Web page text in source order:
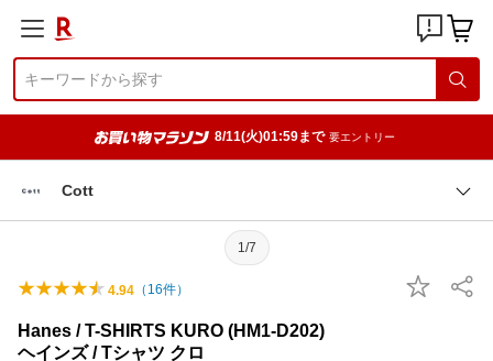
8/11(火)01:59まで 要エントリー
Cott
1/7
4.94 （ 16件）
Hanes / T-SHIRTS KURO (HM1-D202)
ヘインズ / Tシャツ クロ